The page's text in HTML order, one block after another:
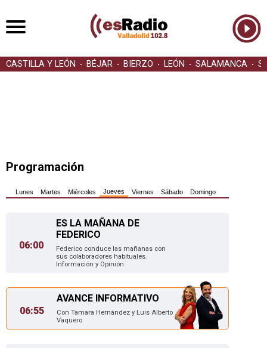
CASTILLA Y LEÓN BÉJAR BIERZO LEÓN SALAMANCA
Programación
Lunes Martes Miércoles Jueves Viernes Sábado Domingo
06:00
ES LA MAÑANA DE
FEDERICO
Federico conduce las mañanas con
sus colaboradores habituales.
Información y Opinión
06:55
AVANCE INFORMATIVO
Con Tamara Hernández y Luis Alberto
Vaquero